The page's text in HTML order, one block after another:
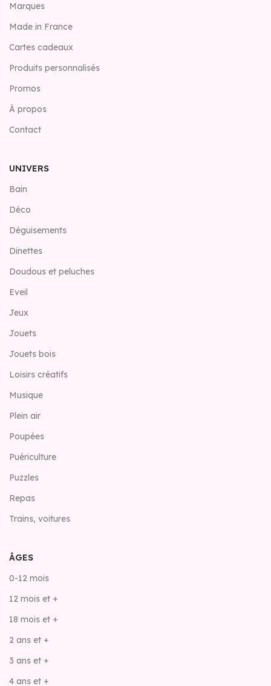
Marques
Made in France
Cartes cadeaux
Produits personnalisés
Promos
À propos
Contact
UNIVERS
Bain
Déco
Déguisements
Dinettes
Doudous et peluches
Eveil
Jeux
Jouets
Jouets bois
Loisirs créatifs
Musique
Plein air
Poupées
Puériculture
Puzzles
Repas
Trains, voitures
ÂGES
0-12 mois
12 mois et +
18 mois et +
2 ans et +
3 ans et +
4 ans et +